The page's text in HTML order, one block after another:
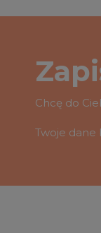
Chcę do
Twoje dane